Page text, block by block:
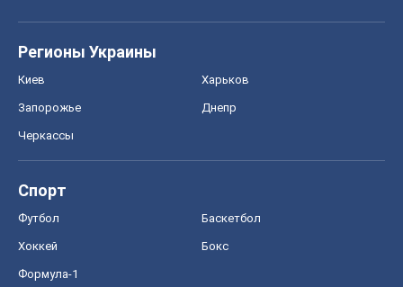
Регионы Украины
Киев Харьков
Запорожье Днепр
Черкассы
Спорт
Футбол Баскетбол
Хоккей Бокс
Формула-1